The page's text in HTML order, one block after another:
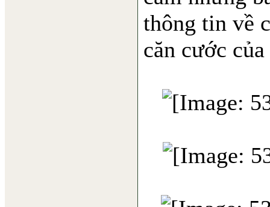
thông tin về
căn cước